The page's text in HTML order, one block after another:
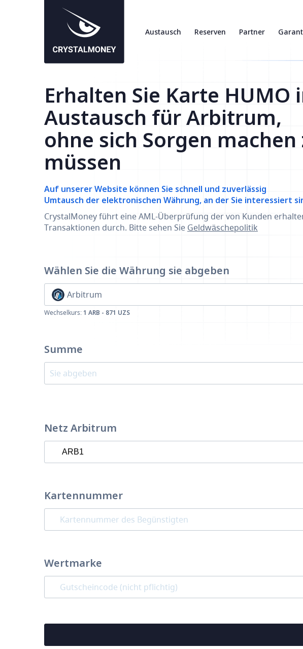
Austausch Reserven Partner
Erhalten Sie Karte HUMO
Austausch für Arbitrum,
ohne sich Sorgen machen
müssen
Auf unserer Website können Sie schnell und zuverlässig
Umtausch der elektronischen Währung, an der Sie interessiert
CrystalMoney führt eine AML-Überprüfung der von Kunden
Transaktionen durch. Bitte sehen Sie Geldwäschepolitik
Wählen Sie die Währung sie abgeben
Arbitrum
Wechselkurs: 1 ARB - 871 UZS
Summe
Netz Arbitrum
Kartennummer
Wertmarke